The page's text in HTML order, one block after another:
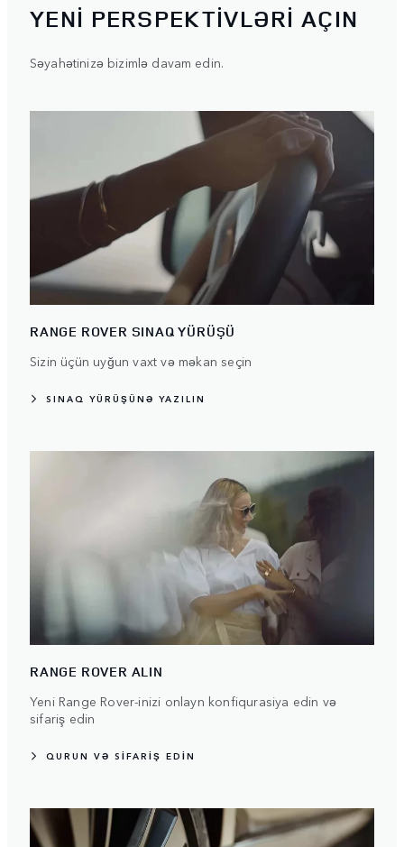
YENİ PERSPEKTİVLƏRİ AÇIN
Səyahətinizə bizimlə davam edin.
RANGE ROVER SINAQ YÜRÜŞÜ
Sizin üçün uyğun vaxt və məkan seçin
SINAQ YÜRÜŞÜNƏ YAZILIN
RANGE ROVER ALIN
Yeni Range Rover-inizi onlayn konfiqurasiya edin və
sifariş edin
QURUN VƏ SİFARİŞ EDİN